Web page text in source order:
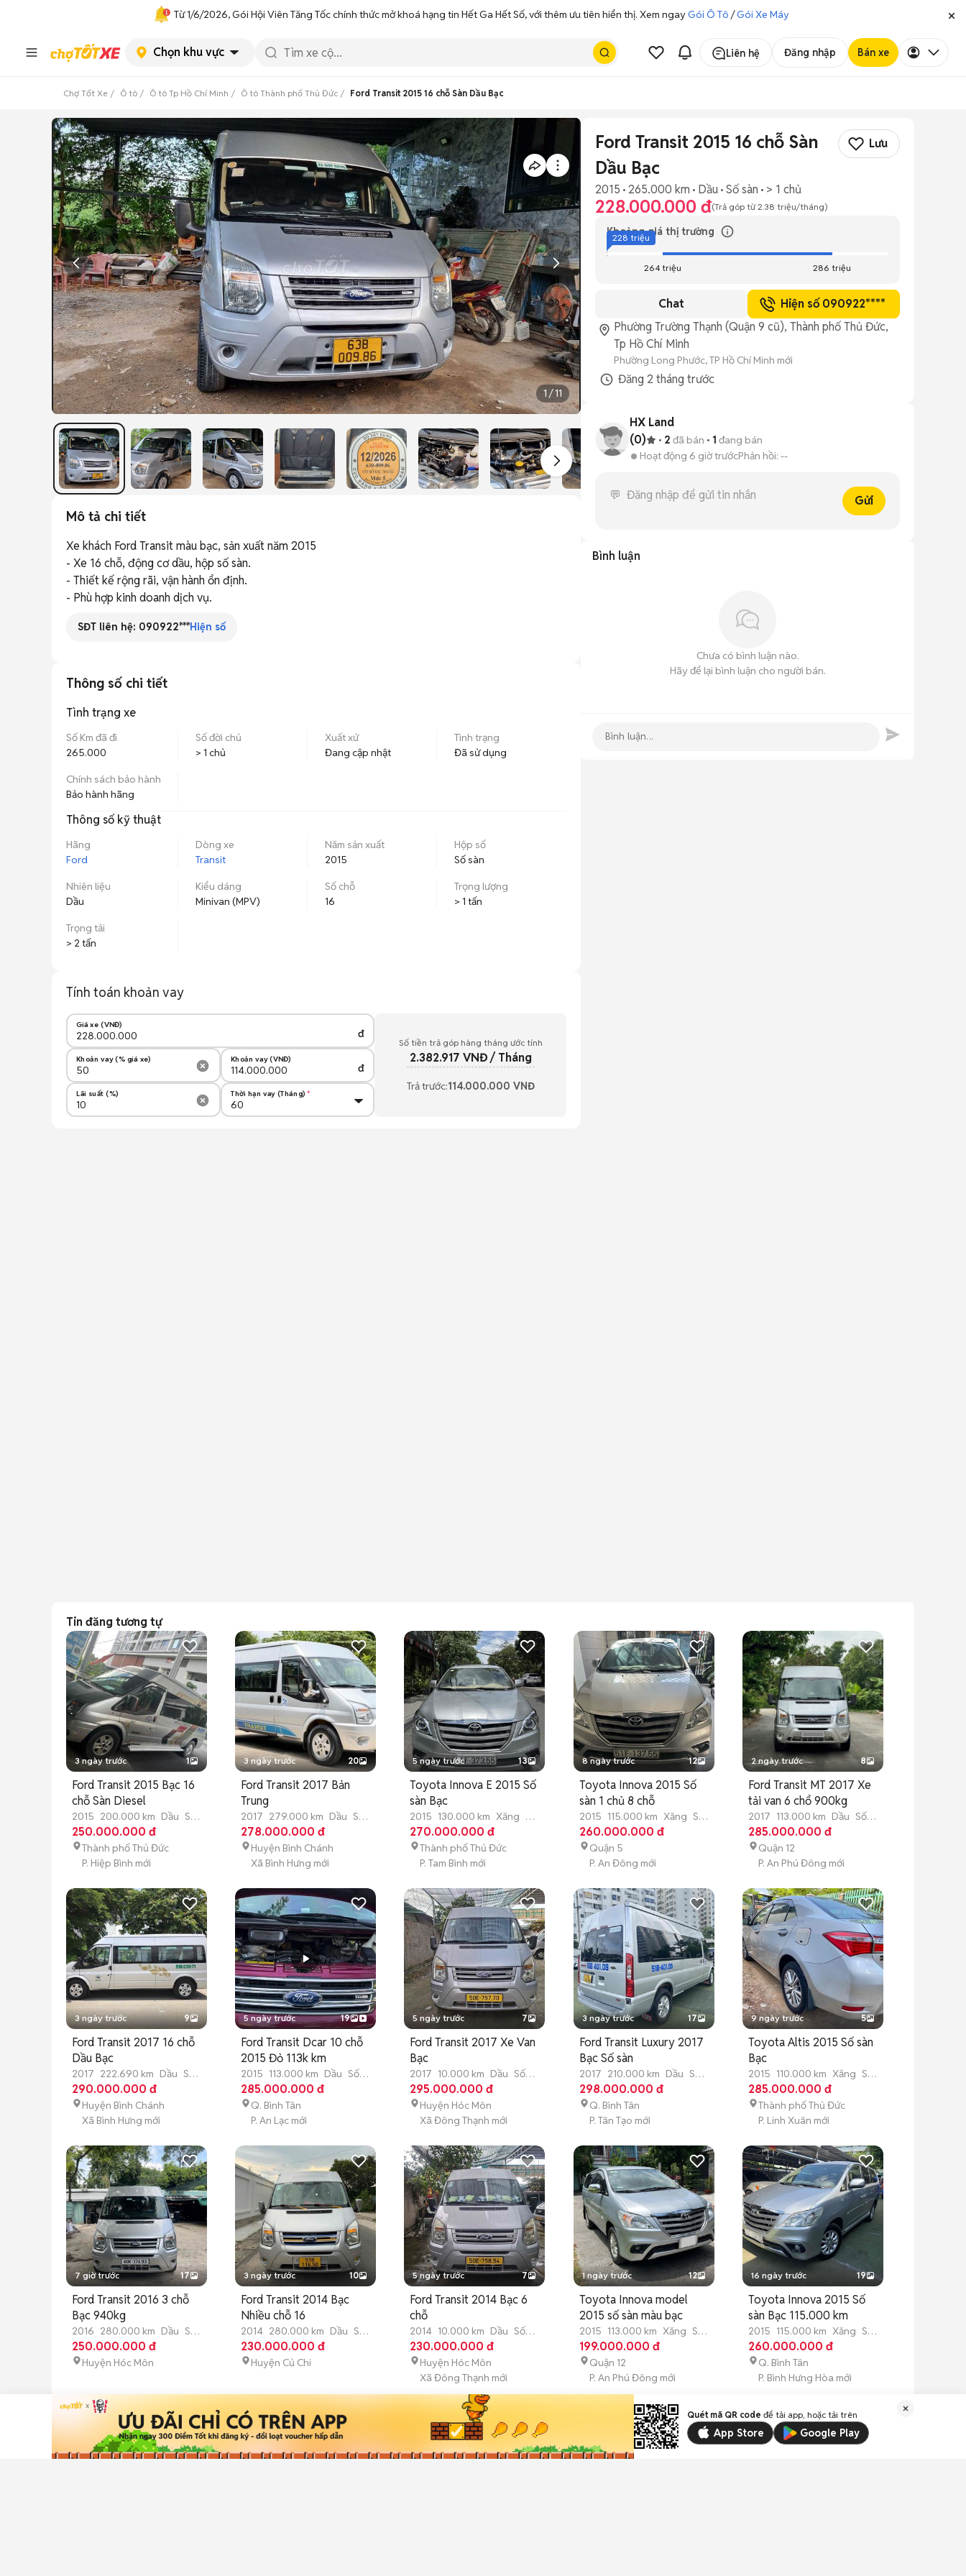
Từ 1/6/2026, Gói Hội Viên Tăng Tốc chính thức mở khoá hạng tin Hết Ga Hết Số, với thêm ưu tiên hiển thị. Xem ngayGói Ô Tô /Gói Xe Máy
Chọn khu vực Liên hệ Đăng nhập Bán xe
Chợ Tốt Xe Ô tô Ô tô Tp Hồ Chí Minh Ô tô Thành phố Thủ Đức Ford Transit 2015 16 chỗ Sàn Dầu Bạc
Ford Transit 2015 16 chỗ Sàn
Dầu Bạc
Lưu
2015 265.000 km Dầu Số sàn > 1 chủ
228.000.000 đ(Trả góp từ2.38 triệu/tháng)
Khoảng giá thị trường
264 triệu 286 triệu
228 triệu
Chat
Hiện số 090922****
Phường Trường Thạnh (Quận 9 cũ), Thành phố Thủ Đức,
Tp Hồ Chí Minh
Phường Long Phước, TP Hồ Chí Minh mới
Đăng 2 tháng trước
HX Land
(0)
2 đã bán 1 đang bán
Hoạt động 6 giờ trướcPhản hồi: --
Gửi
Bình luận
Chưa có bình luận nào.
Hãy để lại bình luận cho người bán.
1 /11
Mô tả chi tiết
Xe khách Ford Transit màu bạc, sản xuất năm 2015
- Xe 16 chỗ, động cơ dầu, hộp số sàn.
- Thiết kế rộng rãi, vận hành ổn định.
- Phù hợp kinh doanh dịch vụ.
SĐT liên hệ: 090922***Hiện số
Thông số chi tiết
Tình trạng xe
Số Km đã đi
265.000
Số đời chủ
> 1 chủ
Xuất xứ
Đang cập nhật
Tình trạng
Đã sử dụng
Chính sách bảo hành
Bảo hành hãng
Thông số kỹ thuật
Hãng
Ford
Dòng xe
Transit
Năm sản xuất
2015
Hộp số
Số sàn
Nhiên liệu
Dầu
Kiểu dáng
Minivan (MPV)
Số chỗ
16
Trọng lượng
> 1 tấn
Trọng tải
> 2 tấn
Tính toán khoản vay
Giá xe (VNĐ)
đ
Khoản vay (% giá xe) Khoản vay (VNĐ)
đ
Lãi suất (%) Thời hạn vay (Tháng)
Số tiền trả góp hàng tháng ước tính
2.382.917 VNĐ / Tháng
Trả trước:114.000.000 VNĐ
Tin đăng tương tự
3 ngày trước 1
Ford Transit 2015 Bạc 16
chỗ Sàn Diesel
2015 200.000 km Dầu Số
sàn
250.000.000 đ
Thành phố Thủ Đức
P. Hiệp Bình mới
3 ngày trước 20
Ford Transit 2017 Bản
Trung
2017 279.000 km Dầu Số
sàn
278.000.000 đ
Huyện Bình Chánh
Xã Bình Hưng mới
5 ngày trước 13
Toyota Innova E 2015 Số
sàn Bạc
2015 130.000 km Xăng Số
sàn
270.000.000 đ
Thành phố Thủ Đức
P. Tam Bình mới
8 ngày trước 12
Toyota Innova 2015 Số
sàn 1 chủ 8 chỗ
2015 115.000 km Xăng Số
sàn
260.000.000 đ
Quận 5
P. An Đông mới
2 ngày trước 8
Ford Transit MT 2017 Xe
tải van 6 chổ 900kg
2017 113.000 km Dầu Số
sàn
285.000.000 đ
Quận 12
P. An Phú Đông mới
3 ngày trước 9
Ford Transit 2017 16 chỗ
Dầu Bạc
2017 222.690 km Dầu Số
sàn
290.000.000 đ
Huyện Bình Chánh
Xã Bình Hưng mới
5 ngày trước 19
Ford Transit Dcar 10 chỗ
2015 Đỏ 113k km
2015 113.000 km Dầu Số
sàn
285.000.000 đ
Q. Bình Tân
P. An Lạc mới
5 ngày trước 7
Ford Transit 2017 Xe Van
Bạc
2017 10.000 km Dầu Số
sàn
295.000.000 đ
Huyện Hóc Môn
Xã Đông Thạnh mới
3 ngày trước 17
Ford Transit Luxury 2017
Bạc Số sàn
2017 210.000 km Dầu Số
sàn
298.000.000 đ
Q. Bình Tân
P. Tân Tạo mới
9 ngày trước 5
Toyota Altis 2015 Số sàn
Bạc
2015 110.000 km Xăng Số
sàn
285.000.000 đ
Thành phố Thủ Đức
P. Linh Xuân mới
7 giờ trước 17
Ford Transit 2016 3 chỗ
Bạc 940kg
2016 280.000 km Dầu Số
sàn
250.000.000 đ
Huyện Hóc Môn
3 ngày trước 10
Ford Transit 2014 Bạc
Nhiều chỗ 16
2014 280.000 km Dầu Số
sàn
230.000.000 đ
Huyện Củ Chi
5 ngày trước 7
Ford Transit 2014 Bạc 6
chỗ
2014 10.000 km Dầu Số
sàn
230.000.000 đ
Huyện Hóc Môn
Xã Đông Thạnh mới
1 ngày trước 12
Toyota Innova model
2015 số sàn màu bạc
2015 113.000 km Xăng Số
sàn
199.000.000 đ
Quận 12
P. An Phú Đông mới
16 ngày trước 19
Toyota Innova 2015 Số
sàn Bạc 115.000 km
2015 115.000 km Xăng Số
sàn
260.000.000 đ
Q. Bình Tân
P. Bình Hưng Hòa mới
Quét mã QR code để tải app, hoặc tải trên
App Store Google Play